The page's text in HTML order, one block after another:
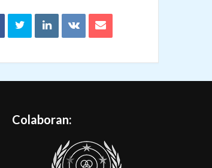
Colaboran: